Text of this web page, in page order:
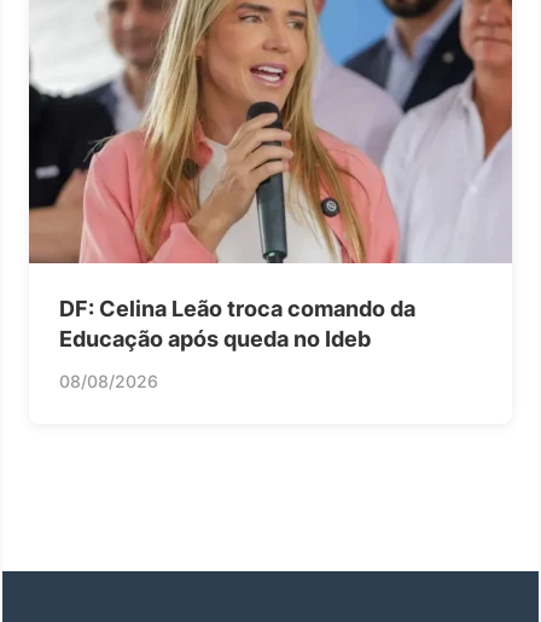
DF: Celina Leão troca comando da
Educação após queda no Ideb
08/08/2026